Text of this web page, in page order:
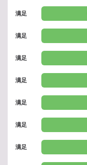
满足
满足
满足
满足
满足
满足
满足